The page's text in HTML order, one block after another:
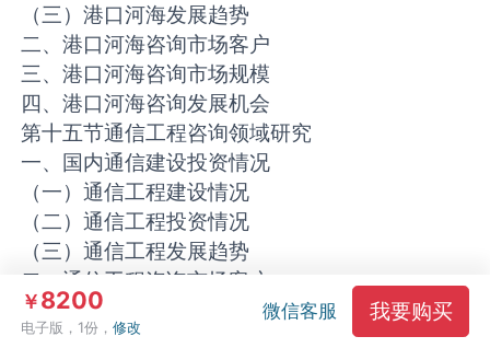
（三）港口河海发展趋势
二、港口河海咨询市场客户
三、港口河海咨询市场规模
四、港口河海咨询发展机会
第十五节通信工程咨询领域研究
一、国内通信建设投资情况
（一）通信工程建设情况
（二）通信工程投资情况
（三）通信工程发展趋势
二、通信工程咨询市场客户
三、通信工程咨询市场规模
四、通信工程咨询发展机会
￥8200
电子版，1份，修改
微信客服 我要购买